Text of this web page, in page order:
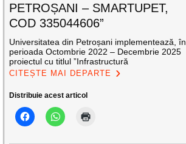
PETROȘANI – SMARTUPET,
COD 335044606”
Universitatea din Petroșani implementează, în
perioada Octombrie 2022 – Decembrie 2025
proiectul cu titlul ”Infrastructură
CITEȘTE MAI DEPARTE
Distribuie acest articol